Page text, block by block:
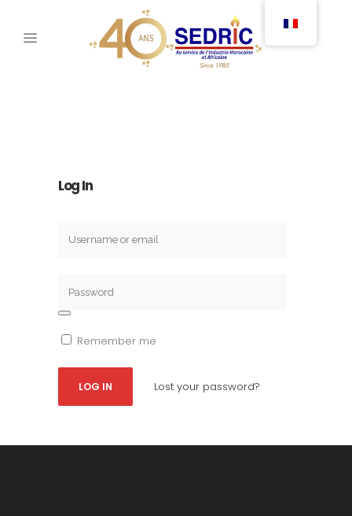
Log In
Alternative:
Remember me
Lost your password?